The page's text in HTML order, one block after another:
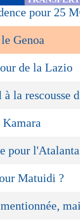
pour 25
Genoa
de la Lazio
la rescousse
pour l'Atalanta
Matuidi ?